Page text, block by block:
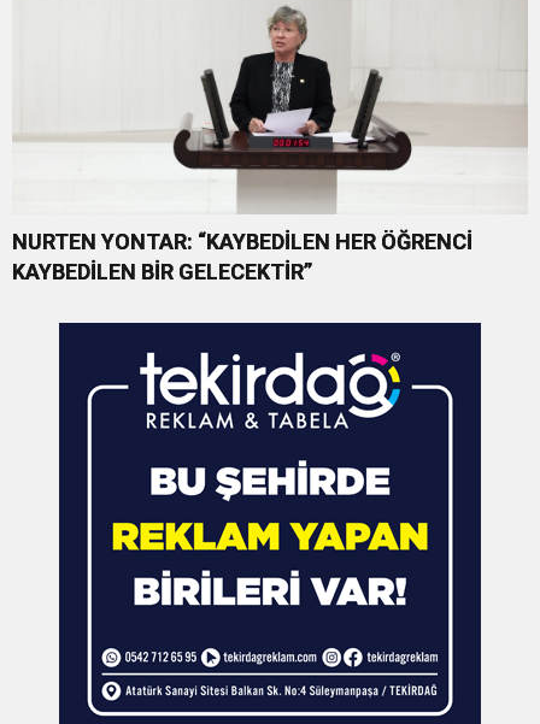
NURTEN YONTAR: “KAYBEDİLEN HER ÖĞRENCİ
KAYBEDİLEN BİR GELECEKTİR”